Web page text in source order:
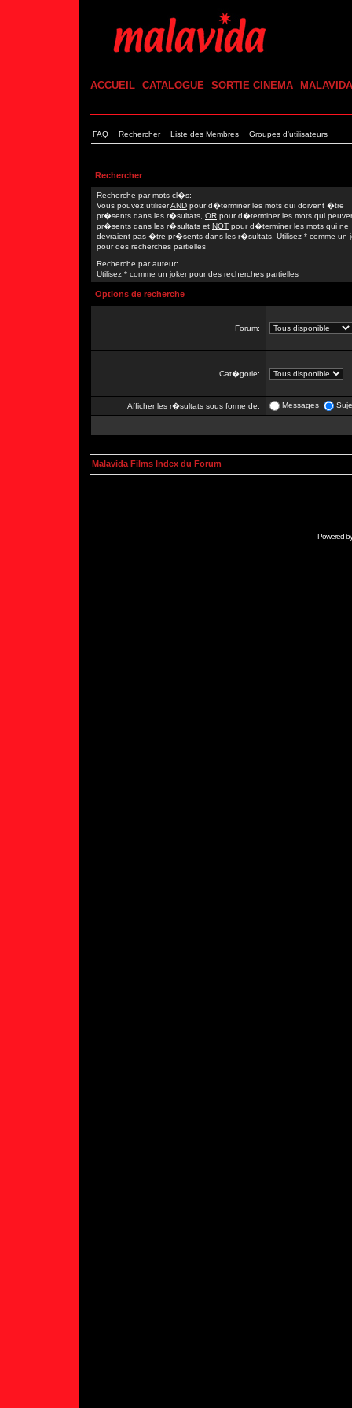
ACCUEIL CATALOGUE SORTIE CINEMA MALAVIDA
FAQ Rechercher Liste des Membres Groupes d'utilisateurs
Rechercher
Recherche par mots-cl�s:
Vous pouvez utiliserAND pour d�terminer les mots qui doivent �tre
pr�sents dans les r�sultats, OR pour d�terminer les mots qui
pr�sents dans les r�sultats et NOT pour d�terminer les mots qui ne
devraient pas �tre pr�sents dans les r�sultats. Utilisez * comme un
pour des recherches partielles
Recherche par auteur:
Utilisez * comme un joker pour des recherches partielles
Options de recherche
Forum:
Cat�gorie:
Afficher les r�sultats sous forme de: Messages
Malavida Films Index du Forum
Powered